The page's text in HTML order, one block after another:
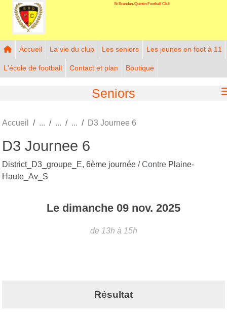
St Brandan-Quintin Football Club
Accueil La vie du club Les seniors Les jeunes en foot à 11
L'école de football Contact et plan Boutique
Seniors
Accueil D3 Journee 6
D3 Journee 6
District_D3_groupe_E, 6ème journée / Contre Plaine-
Haute_Av_S
Le dimanche 09 nov. 2025
de 13h à 15h
Résultat
Panneau de gestion des cookies